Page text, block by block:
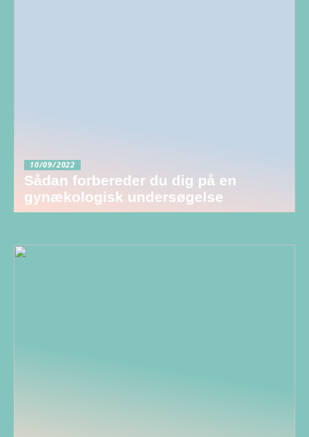
10/09/2022
Sådan forbereder du dig på en
gynækologisk undersøgelse